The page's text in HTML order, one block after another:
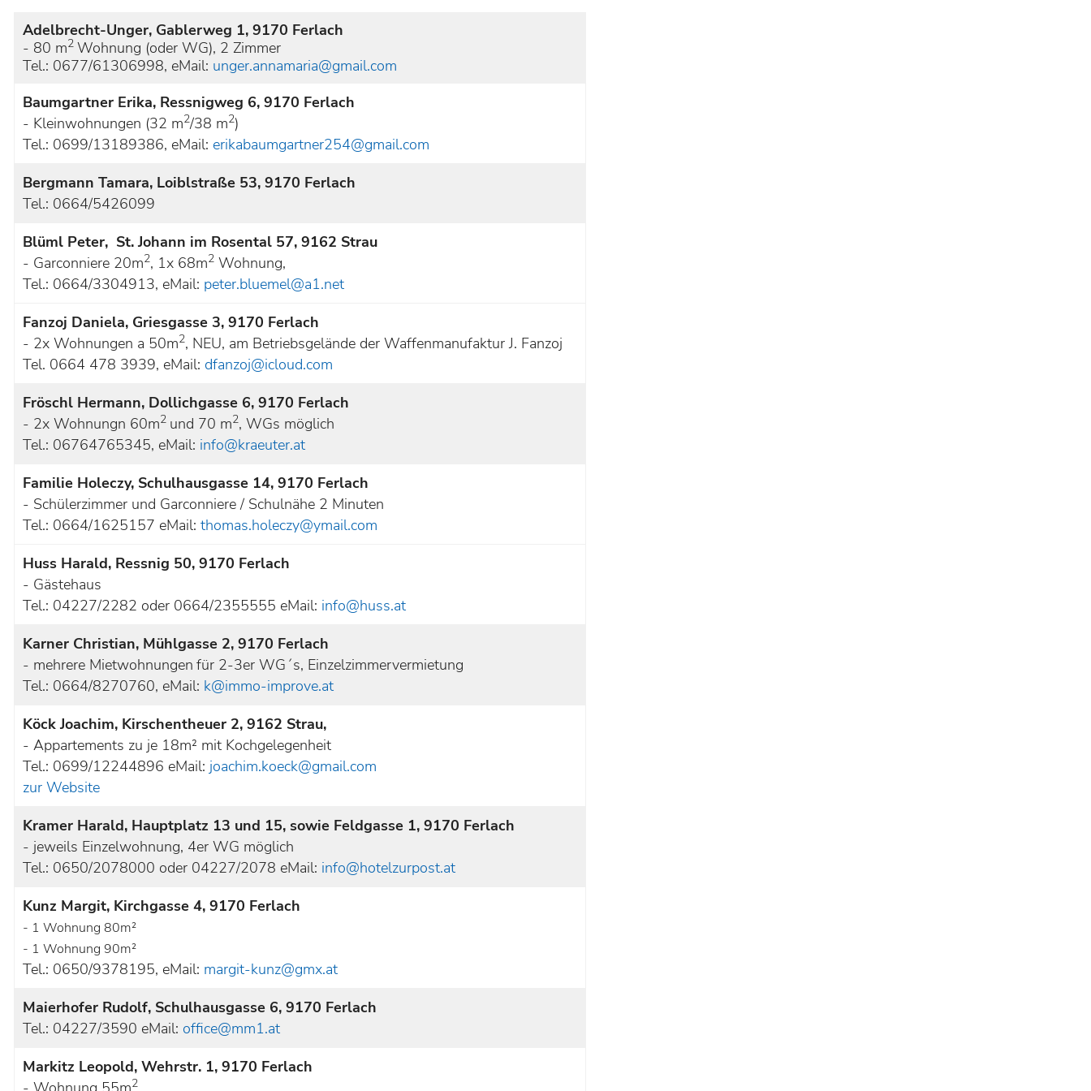
Adelbrecht-Unger, Gablerweg 1, 9170 Ferlach
- 80 m2Wohnung (oder WG), 2 Zimmer
Tel.: 0677/61306998, eMail: unger.annamaria@gmail.com
Baumgartner Erika, Ressnigweg 6, 9170 Ferlach
- Kleinwohnungen (32 m2/38 m2)
Tel.: 0699/13189386, eMail: erikabaumgartner254@gmail.com
Bergmann Tamara, Loiblstraße 53, 9170 Ferlach
Tel.: 0664/5426099
Blüml Peter, St. Johann im Rosental 57, 9162 Strau
- Garconniere 20m2, 1x 68m2 Wohnung,
Tel.: 0664/3304913, eMail: peter.bluemel@a1.net
Fanzoj Daniela, Griesgasse 3, 9170 Ferlach
- 2x Wohnungen a 50m2, NEU, am Betriebsgelände der Waffenmanufaktur J. Fanzoj
Tel. 0664 478 3939, eMail: dfanzoj@icloud.com
Fröschl Hermann, Dollichgasse 6, 9170 Ferlach
- 2x Wohnungn 60m2 und 70 m2, WGs möglich
Tel.: 06764765345, eMail: info@kraeuter.at
Familie Holeczy, Schulhausgasse 14, 9170 Ferlach
- Schülerzimmer und Garconniere / Schulnähe 2 Minuten
Tel.: 0664/1625157 eMail:thomas.holeczy@ymail.com
Huss Harald, Ressnig 50, 9170 Ferlach
- Gästehaus
Tel.: 04227/2282 oder 0664/2355555 eMail: info@huss.at
Karner Christian, Mühlgasse 2, 9170 Ferlach
- mehrere Mietwohnungen für 2-3er WG´s, Einzelzimmervermietung
Tel.: 0664/8270760, eMail: k@immo-improve.at
Köck Joachim, Kirschentheuer 2, 9162 Strau,
- Appartements zu je 18m² mit Kochgelegenheit
Tel.: 0699/12244896 eMail: joachim.koeck@gmail.com
zur Website
Kramer Harald, Hauptplatz 13 und 15, sowie Feldgasse 1, 9170 Ferlach
- jeweils Einzelwohnung, 4er WG möglich
Tel.: 0650/2078000 oder 04227/2078 eMail: info@hotelzurpost.at
Kunz Margit, Kirchgasse 4, 9170 Ferlach
- 1 Wohnung 80m²
- 1 Wohnung 90m²
Tel.: 0650/9378195, eMail: margit-kunz@gmx.at
Maierhofer Rudolf, Schulhausgasse 6, 9170 Ferlach
Tel.: 04227/3590 eMail: office@mm1.at
Markitz Leopold, Wehrstr. 1, 9170 Ferlach
2